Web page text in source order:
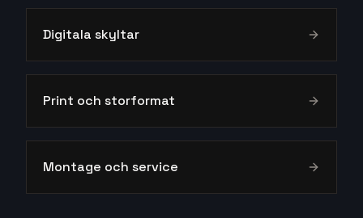
Digitala skyltar
Print och storformat
Montage och service